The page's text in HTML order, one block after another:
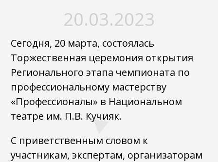
20.03.2023
Сегодня, 20 марта, состоялась
Торжественная церемония открытия
Регионального этапа чемпионата по
профессиональному мастерству
«Профессионалы» в Национальном
театре им. П.В. Кучияк.
С приветственным словом к
участникам, экспертам, организаторам